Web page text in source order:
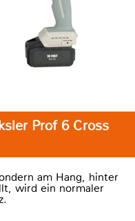
Prof 6 Cross
am Hang, hinter
wird ein normaler